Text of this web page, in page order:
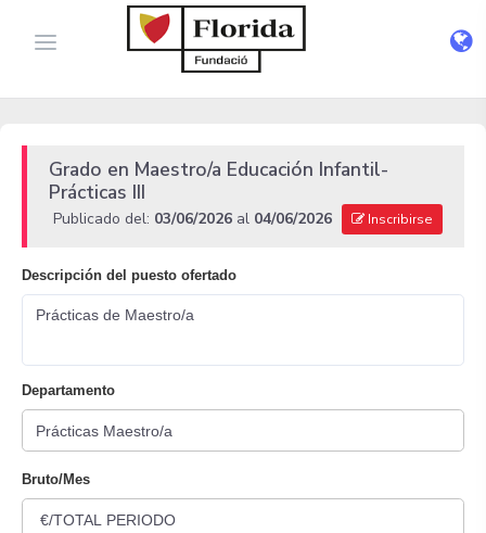
Grado en Maestro/a Educación Infantil-
Prácticas III
Publicado del: 03/06/2026 al 04/06/2026 Inscribirse
Descripción del puesto ofertado
Prácticas de Maestro/a
Departamento
Bruto/Mes